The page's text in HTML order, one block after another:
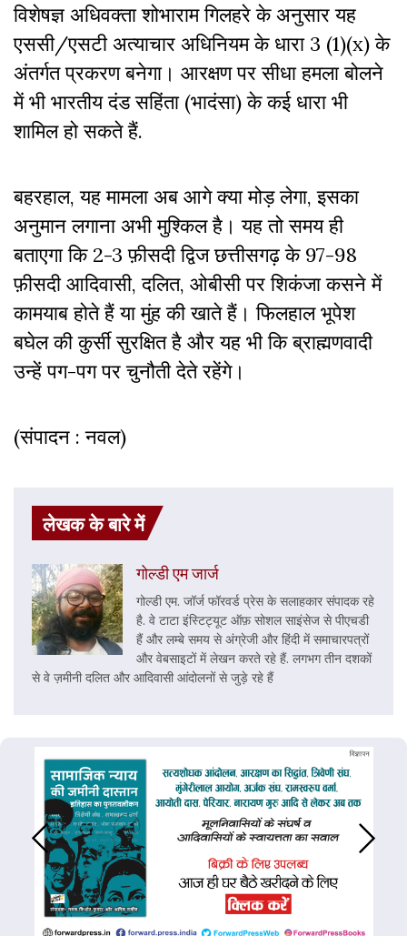
विशेषज्ञ अधिवक्ता शोभाराम गिलहरे के अनुसार यह
एससी/एसटी अत्याचार अधिनियम के धारा 3 (1)(x) के
अंतर्गत प्रकरण बनेगा। आरक्षण पर सीधा हमला बोलने
में भी भारतीय दंड सहिंता (भादंसा) के कई धारा भी
शामिल हो सकते हैं.
बहरहाल, यह मामला अब आगे क्या मोड़ लेगा, इसका
अनुमान लगाना अभी मुश्किल है। यह तो समय ही
बताएगा कि 2-3 फ़ीसदी द्विज छत्तीसगढ़ के 97-98
फ़ीसदी आदिवासी, दलित, ओबीसी पर शिकंजा कसने में
कामयाब होते हैं या मुंह की खाते हैं। फिलहाल भूपेश
बघेल की कुर्सी सुरक्षित है और यह भी कि ब्राह्मणवादी
उन्हें पग-पग पर चुनौती देते रहेंगे।
(संपादन : नवल)
लेखक के बारे में
गोल्डी एम जार्ज
गोल्डी एम. जॉर्ज फॉरवर्ड प्रेस के सलाहकार संपादक रहे
है. वे टाटा इंस्टिट्यूट ऑफ़ सोशल साइंसेज से पीएचडी
हैं और लम्बे समय से अंग्रेजी और हिंदी में समाचारपत्रों
और वेबसाइटों में लेखन करते रहे हैं. लगभग तीन दशकों
से वे ज़मीनी दलित और आदिवासी आंदोलनों से जुड़े रहे हैं